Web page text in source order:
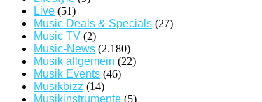
Live (51)
Music Deals & Specials (27)
Music TV (2)
Music-News (2.180)
Musik allgemein (22)
Musik Events (46)
Musikbizz (14)
Musikinstrumente (5)